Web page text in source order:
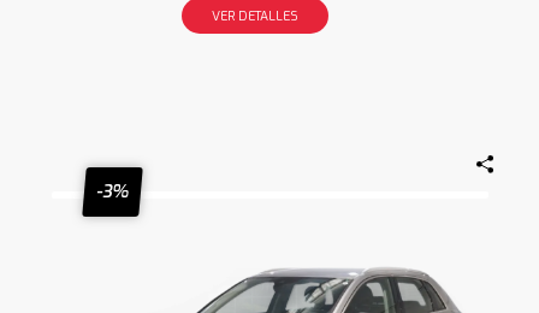
VER DETALLES
-3%